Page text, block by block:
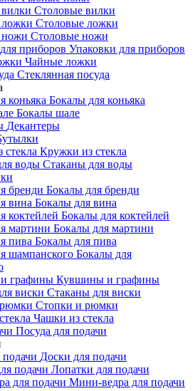
Столовые вилки
Столовые ложки
Столовые ножи
Упаковки для приборов
Чайные ложки
Стеклянная посуда
Бокалы для коньяка
Бокалы шале
Декантеры
Кружки из стекла
Стаканы для воды
Бокалы для бренди
Бокалы для вина
Бокалы для коктейлей
Бокалы для мартини
Бокалы для пива
Бокалы для
Кувшины и графины
Стаканы для виски
Стопки и рюмки
Чашки из стекла
Посуда для подачи
Доски для подачи
Лопатки для подачи
Мини-ведра для подачи